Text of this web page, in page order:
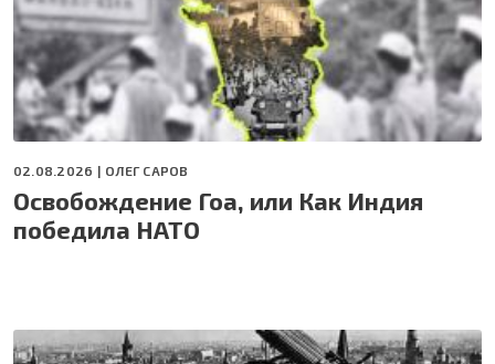
02.08.2026 | ОЛЕГ САРОВ
Освобождение Гоа, или Как Индия
победила НАТО